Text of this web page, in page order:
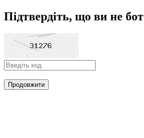
Підтвердіть, що ви не бот
Продовжити